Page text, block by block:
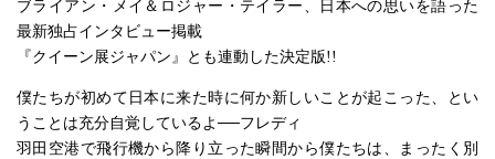
ブライアン・メイ＆ロジャー・テイラー、日本への思いを語った
最新独占インタビュー掲載
『クイーン展ジャパン』とも連動した決定版!!
僕たちが初めて日本に来た時に何か新しいことが起こった、とい
うことは充分自覚しているよ──フレディ
羽田空港で飛行機から降り立った瞬間から僕たちは、まったく別